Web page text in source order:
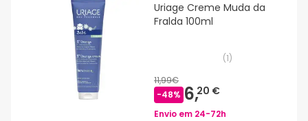
Uriage Creme Muda da
Fralda 100ml
(1)
11,99€
-48% 6,20 €
Envio em 24-72h